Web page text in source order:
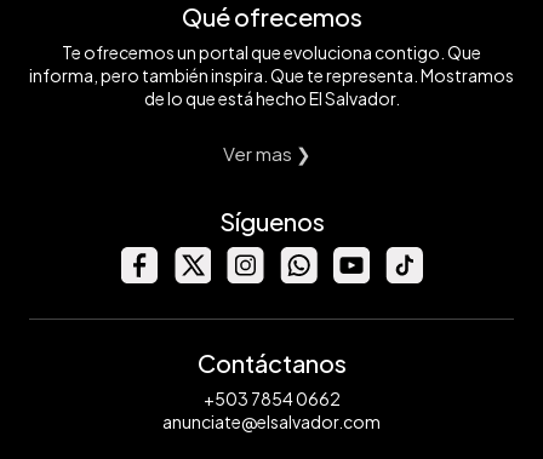
Qué ofrecemos
Te ofrecemos un portal que evoluciona contigo. Que
informa, pero también inspira. Que te representa. Mostramos
de lo que está hecho El Salvador.
Ver mas ❯
Síguenos
Contáctanos
+503 7854 0662
anunciate@elsalvador.com